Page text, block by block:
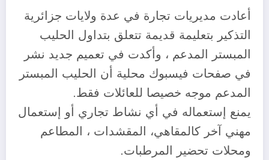
أعادت مديريات تجارة في عدة ولايات جزائرية
التذكير بتعليمة قديمة تتعلق بتداول الحليب
المبستر المدعم ، وأكدت في تعميم جديد نشر
في صفحات فيسبوك محلية أن الحليب المبستر
المدعم موجه خصيصا للعائلات فقط.
يمنع إستعماله في أي نشاط تجاري أو إستعمال
مهني آخر كالمقاهي، المقشدات ، المطاعم
ومحلات تحضير المرطبات.